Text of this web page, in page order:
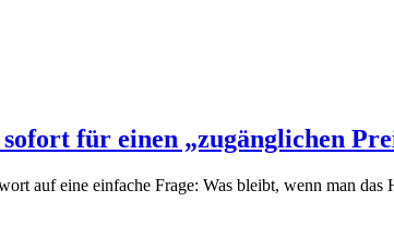
für einen „zugänglichen
auf eine einfache Frage: Was bleibt, wenn man